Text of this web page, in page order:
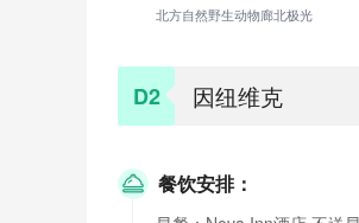
北方自然野生动物廊北极光
D2 因纽维克
餐饮安排：